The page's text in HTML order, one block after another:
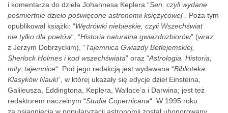
i komentarza do dzieła Johannesa Keplera “Sen, czyli wydane
pośmiertnie dzieło poświęcone astronomii księżycowej“. Poza tym
opublikował książki: “Wędrówki niebieskie, czyli Wszechświat
nie tylko dla poetów“, “Historia naturalna gwiazdozbiorów” (wraz
z Jerzym Dobrzyckim), “Tajemnica Gwiazdy Betlejemskiej,
Sherlock Holmes i kod wszechświata” oraz “Astrologia. Historia,
mity, tajemnice“. Pod jego redakcją jest wydawana “Biblioteka
Klasyków Nauki“, w której ukazały się edycje dzieł Einsteina,
Galileusza, Eddingtona, Keplera, Wallace’a i Darwina; jest też
redaktorem naczelnym “Studia Copernicana“. W 1995 roku